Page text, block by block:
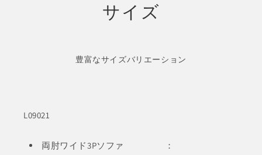
サイズ
豊富なサイズバリエーション
L09021
両肘ワイド3Pソファ ：